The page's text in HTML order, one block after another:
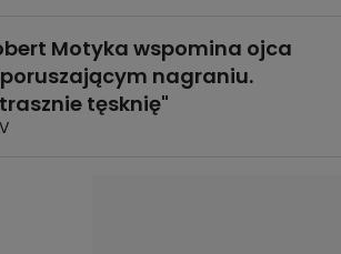
Motyka wspomina ojca
nagraniu.
tęsknię"